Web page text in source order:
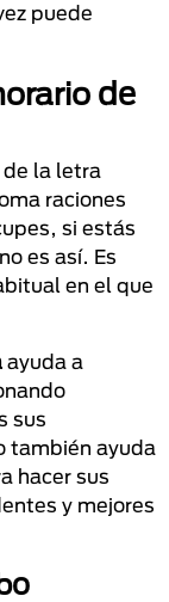
puede
de
de la letra
raciones
si estás
es así. Es
en el que
ayuda a
sus
también ayuda
hacer sus
y mejores